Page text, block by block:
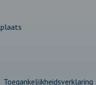
Toegankelijkheidsverklaring